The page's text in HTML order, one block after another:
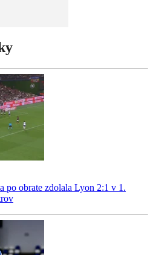
po obrate zdolala Lyon 2:1 v 1.